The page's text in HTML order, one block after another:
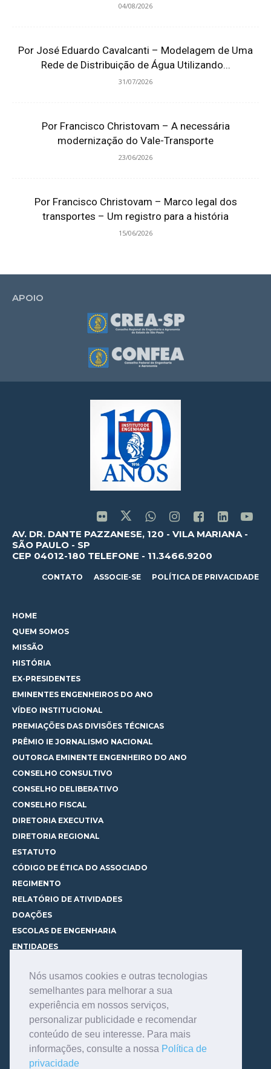
Nós usamos cookies e outras tecnologias
semelhantes para melhorar a sua
experiência em nossos serviços,
personalizar publicidade e recomendar
conteúdo de seu interesse. Para mais
informações, consulte a nossa Política de
privacidade
04/08/2026
Por José Eduardo Cavalcanti – Modelagem de Uma
Rede de Distribuição de Água Utilizando...
31/07/2026
Por Francisco Christovam – A necessária
modernização do Vale-Transporte
23/06/2026
Por Francisco Christovam – Marco legal dos
transportes – Um registro para a história
15/06/2026
APOIO
AV. DR. DANTE PAZZANESE, 120 - VILA MARIANA -
SÃO PAULO - SP
CEP 04012-180 TELEFONE - 11.3466.9200
CONTATO ASSOCIE-SE POLÍTICA DE PRIVACIDADE
HOME
QUEM SOMOS
MISSÃO
HISTÓRIA
EX-PRESIDENTES
EMINENTES ENGENHEIROS DO ANO
VÍDEO INSTITUCIONAL
PREMIAÇÕES DAS DIVISÕES TÉCNICAS
PRÊMIO IE JORNALISMO NACIONAL
OUTORGA EMINENTE ENGENHEIRO DO ANO
CONSELHO CONSULTIVO
CONSELHO DELIBERATIVO
CONSELHO FISCAL
DIRETORIA EXECUTIVA
DIRETORIA REGIONAL
ESTATUTO
CÓDIGO DE ÉTICA DO ASSOCIADO
REGIMENTO
RELATÓRIO DE ATIVIDADES
DOAÇÕES
ESCOLAS DE ENGENHARIA
ENTIDADES
CURSOS
CONHEÇA OS CURSOS
CENTRAL DE MENTORIA
CONTATO